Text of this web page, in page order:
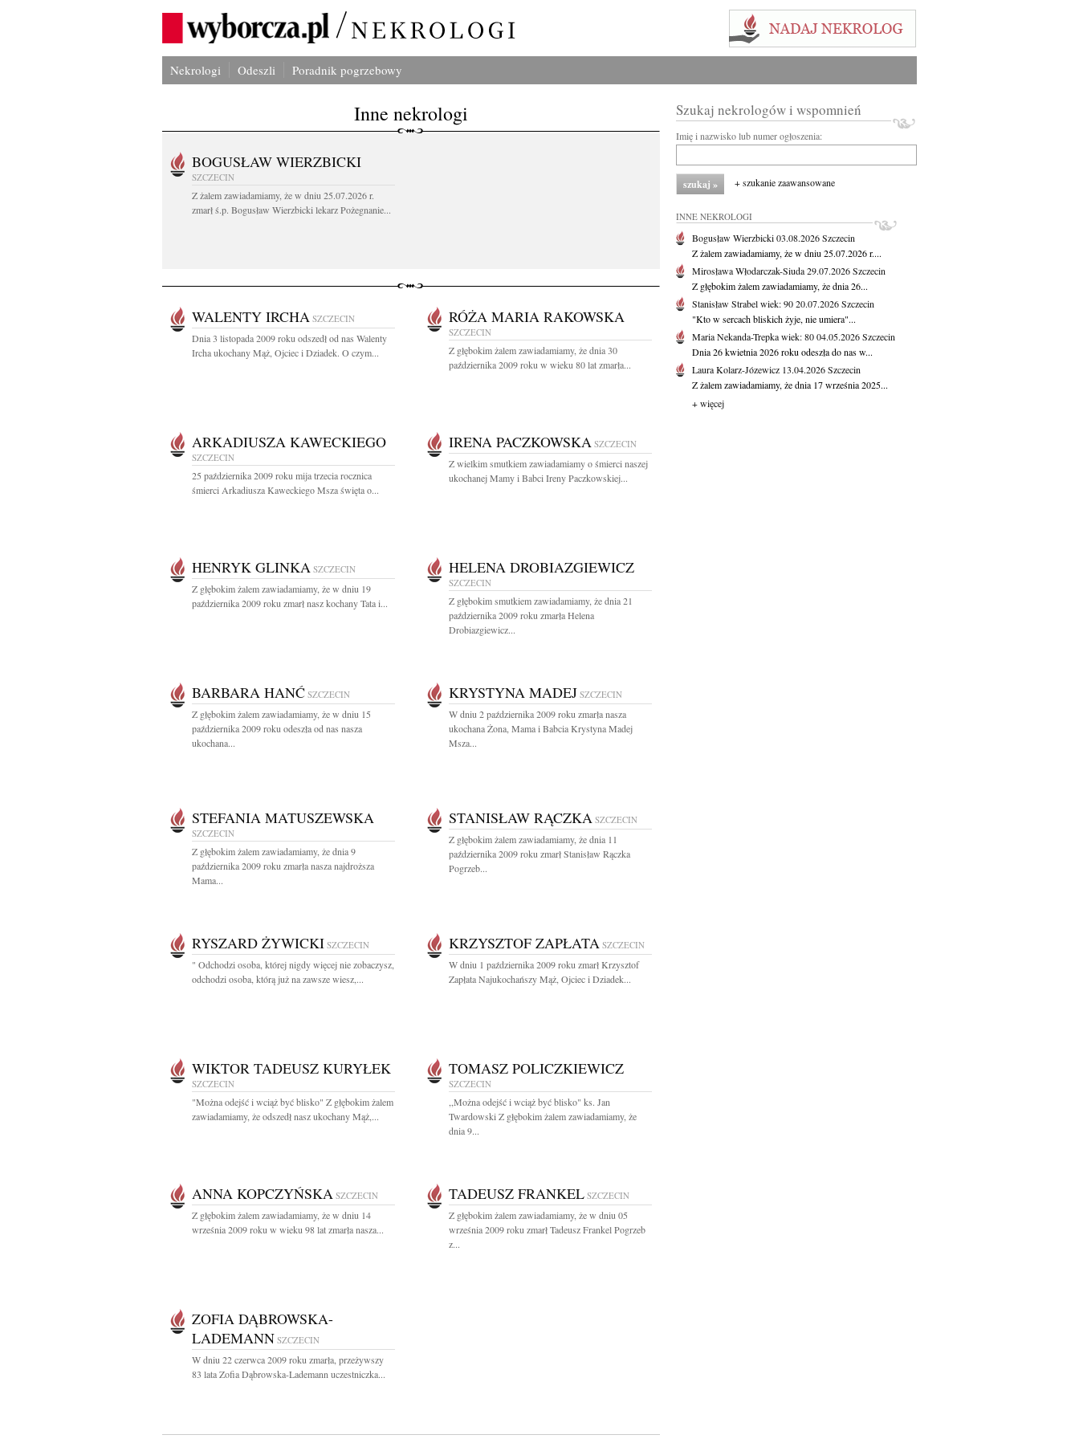
Nekrologi Odeszli Poradnik pogrzebowy
Inne nekrologi
BOGUSŁAW WIERZBICKI
SZCZECIN
Z żalem zawiadamiamy, że w dniu 25.07.2026 r.
zmarł ś.p. Bogusław Wierzbicki lekarz Pożegnanie...
WALENTY IRCHA SZCZECIN
Dnia 3 listopada 2009 roku odszedł od nas Walenty
Ircha ukochany Mąż, Ojciec i Dziadek. O czym...
RÓŻA MARIA RAKOWSKA
SZCZECIN
Z głębokim żalem zawiadamiamy, że dnia 30
października 2009 roku w wieku 80 lat zmarła...
ARKADIUSZA KAWECKIEGO
SZCZECIN
25 października 2009 roku mija trzecia rocznica
śmierci Arkadiusza Kaweckiego Msza święta o...
IRENA PACZKOWSKA SZCZECIN
Z wielkim smutkiem zawiadamiamy o śmierci naszej
ukochanej Mamy i Babci Ireny Paczkowskiej...
HENRYK GLINKA SZCZECIN
Z głębokim żalem zawiadamiamy, że w dniu 19
października 2009 roku zmarł nasz kochany Tata i...
HELENA DROBIAZGIEWICZ
SZCZECIN
Z głębokim smutkiem zawiadamiamy, że dnia 21
października 2009 roku zmarła Helena
Drobiazgiewicz...
BARBARA HANĆ SZCZECIN
Z głębokim żalem zawiadamiamy, że w dniu 15
października 2009 roku odeszła od nas nasza
ukochana...
KRYSTYNA MADEJ SZCZECIN
W dniu 2 października 2009 roku zmarła nasza
ukochana Żona, Mama i Babcia Krystyna Madej
Msza...
STEFANIA MATUSZEWSKA
SZCZECIN
Z głębokim żalem zawiadamiamy, że dnia 9
października 2009 roku zmarła nasza najdroższa
Mama...
STANISŁAW RĄCZKA SZCZECIN
Z głębokim żalem zawiadamiamy, że dnia 11
października 2009 roku zmarł Stanisław Rączka
Pogrzeb...
RYSZARD ŻYWICKI SZCZECIN
" Odchodzi osoba, której nigdy więcej nie zobaczysz,
odchodzi osoba, którą już na zawsze wiesz,...
KRZYSZTOF ZAPŁATA SZCZECIN
W dniu 1 października 2009 roku zmarł Krzysztof
Zapłata Najukochańszy Mąż, Ojciec i Dziadek...
WIKTOR TADEUSZ KURYŁEK
SZCZECIN
"Można odejść i wciąż być blisko" Z głębokim żalem
zawiadamiamy, że odszedł nasz ukochany Mąż,...
TOMASZ POLICZKIEWICZ
SZCZECIN
,,Można odejść i wciąż być blisko" ks. Jan
Twardowski Z głębokim żalem zawiadamiamy, że
dnia 9...
ANNA KOPCZYŃSKA SZCZECIN
Z głębokim żalem zawiadamiamy, że w dniu 14
września 2009 roku w wieku 98 lat zmarła nasza...
TADEUSZ FRANKEL SZCZECIN
Z głębokim żalem zawiadamiamy, że w dniu 05
września 2009 roku zmarł Tadeusz Frankel Pogrzeb
z...
ZOFIA DĄBROWSKA-
LADEMANN SZCZECIN
W dniu 22 czerwca 2009 roku zmarła, przeżywszy
83 lata Zofia Dąbrowska-Lademann uczestniczka...
Szukaj nekrologów i wspomnień
Imię i nazwisko lub numer ogłoszenia:
+ szukanie zaawansowane
INNE NEKROLOGI
Bogusław Wierzbicki03.08.2026Szczecin
Z żalem zawiadamiamy, że w dniu 25.07.2026 r....
Mirosława Włodarczak-Siuda29.07.2026Szczecin
Z głębokim żalem zawiadamiamy, że dnia 26...
Stanisław Strabelwiek: 9020.07.2026Szczecin
"Kto w sercach bliskich żyje, nie umiera"...
Maria Nekanda-Trepkawiek: 8004.05.2026Szczecin
Dnia 26 kwietnia 2026 roku odeszła do nas w...
Laura Kolarz-Józewicz 13.04.2026Szczecin
Z żalem zawiadamiamy, że dnia 17 września 2025...
+ więcej